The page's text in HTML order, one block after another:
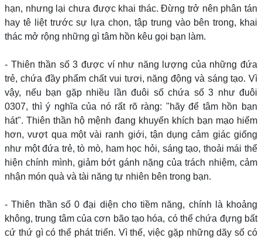
hạn, nhưng lại chưa được khai thác. Đừng trở nên phân tán
hay tê liệt trước sự lựa chọn, tập trung vào bên trong, khai
thác mở rộng những gì tâm hồn kêu gọi bạn làm.
- Thiên thần số 3 được ví như năng lượng của những đứa
trẻ, chứa đầy phẩm chất vui tươi, năng động và sáng tạo. Vì
vậy, nếu bạn gặp nhiều lần đuôi số chứa số 3 như đuôi
0307, thì ý nghĩa của nó rất rõ ràng: "hãy để tâm hồn bạn
hát". Thiên thần hộ mệnh đang khuyến khích bạn mạo hiểm
hơn, vượt qua một vài ranh giới, tận dụng cảm giác giống
như một đứa trẻ, tò mò, ham học hỏi, sáng tạo, thoải mái thể
hiện chính mình, giảm bớt gánh nặng của trách nhiệm, cảm
nhận món quà và tài năng tự nhiên bên trong bạn.
- Thiên thần số 0 đại diện cho tiềm năng, chính là khoảng
không, trung tâm của cơn bão tạo hóa, có thể chứa đựng bất
cứ thứ gì có thể phát triển. Vì thế, việc gặp những dãy số có